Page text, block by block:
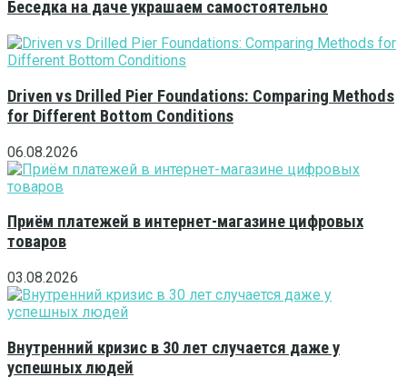
Беседка на даче украшаем самостоятельно
Driven vs Drilled Pier Foundations: Comparing Methods
for Different Bottom Conditions
06.08.2026
Приём платежей в интернет-магазине цифровых
товаров
03.08.2026
Внутренний кризис в 30 лет случается даже у
успешных людей